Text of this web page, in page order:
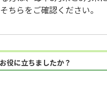
ちらをご確認ください。
役に立ちましたか？